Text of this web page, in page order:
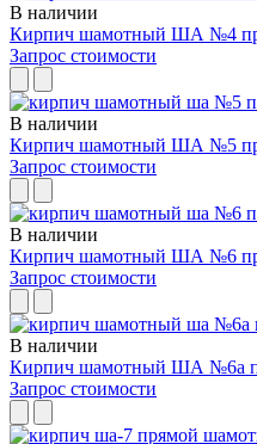
В наличии
Кирпич шамотный ША №4
Запрос стоимости
В наличии
Кирпич шамотный ША №5
Запрос стоимости
В наличии
Кирпич шамотный ША №6
Запрос стоимости
В наличии
Кирпич шамотный ША №6а
Запрос стоимости